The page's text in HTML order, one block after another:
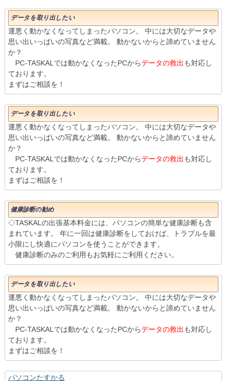
データを取り出したい
運悪く動かなくなってしまったパソコン。 中には大切なデータや
思い出いっぱいの写真など満載。 動かないからと諦めていません
か？
PC-TASKALでは動かなくなったPCからデータの救出 も対応し
ております。
まずはご相談を！
データを取り出したい
運悪く動かなくなってしまったパソコン。 中には大切なデータや
思い出いっぱいの写真など満載。 動かないからと諦めていません
か？
PC-TASKALでは動かなくなったPCからデータの救出 も対応し
ております。
まずはご相談を！
健康診断の勧め
◇TASKALの出張基本料金には、パソコンの簡単な健康診断も含
まれています。 年に一回は健康診断をしておけば、トラブルを最
小限にし快適にパソコンを使うことができます。
健康診断のみのご利用もお気軽にご利用ください。
データを取り出したい
運悪く動かなくなってしまったパソコン。 中には大切なデータや
思い出いっぱいの写真など満載。 動かないからと諦めていません
か？
PC-TASKALでは動かなくなったPCからデータの救出 も対応し
ております。
まずはご相談を！
パソコンたすかる